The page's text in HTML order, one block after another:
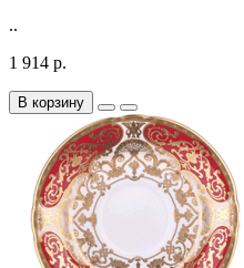
..
1 914 р.
В корзину